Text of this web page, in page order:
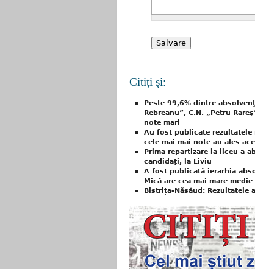
Citiţi şi:
Peste 99,6% dintre
Rebreanu”, C.N. „Petru
note mari
Au fost publicate
cele mai mai note au ales
Prima repartizare la liceu a
candidaţi, la Liviu
A fost publicată ierarhia
Mică are cea mai mare
Bistrița-Năsăud: